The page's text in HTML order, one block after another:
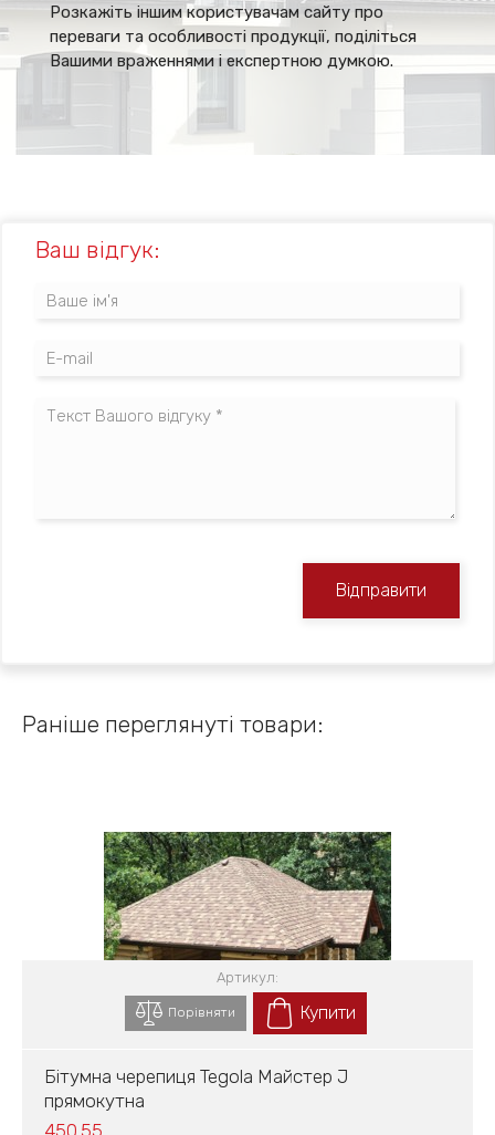
Розкажіть іншим користувачам сайту про
переваги та особливості продукції, поділіться
Вашими враженнями і експертною думкою.
Ваш відгук:
Відправити
Раніше переглянуті товари:
Бітумна черепиця Tegola Майстер J
прямокутна
Артикул:
Порівняти Купити